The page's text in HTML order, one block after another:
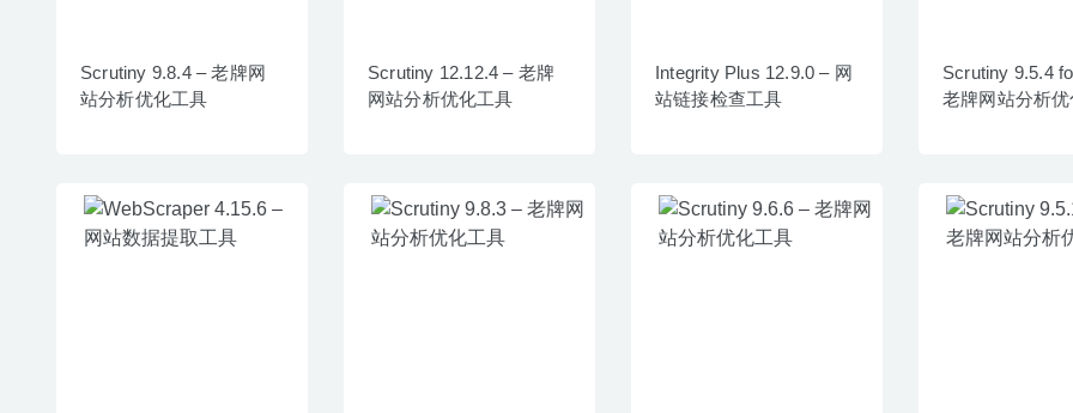
Scrutiny 9.8.4 – 老牌网
站分析优化工具
Scrutiny 12.12.4 – 老牌
网站分析优化工具
Integrity Plus 12.9.0 – 网
站链接检查工具
Scrutiny 9.5.4
老牌网站分析